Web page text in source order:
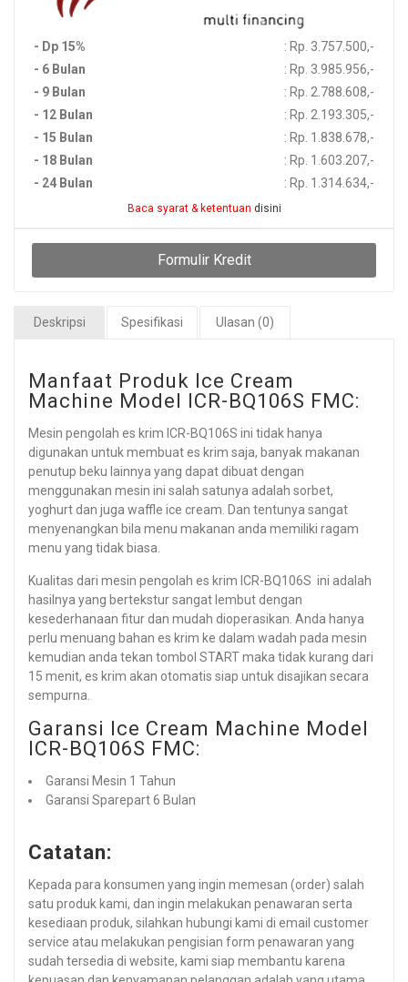
- Dp 15%
: Rp. 3.757.500,-
- 6 Bulan
: Rp. 3.985.956,-
- 9 Bulan
: Rp. 2.788.608,-
- 12 Bulan
: Rp. 2.193.305,-
- 15 Bulan
: Rp. 1.838.678,-
- 18 Bulan
: Rp. 1.603.207,-
- 24 Bulan
: Rp. 1.314.634,-
Baca syarat & ketentuan disini
Formulir Kredit
Deskripsi Spesifikasi Ulasan (0)
Manfaat Produk Ice Cream
Machine Model ICR-BQ106S FMC:
Mesin pengolah es krim ICR-BQ106S ini tidak hanya
digunakan untuk membuat es krim saja, banyak makanan
penutup beku lainnya yang dapat dibuat dengan
menggunakan mesin ini salah satunya adalah sorbet,
yoghurt dan juga waffle ice cream. Dan tentunya sangat
menyenangkan bila menu makanan anda memiliki ragam
menu yang tidak biasa.
Kualitas dari mesin pengolah es krim ICR-BQ106S ini adalah
hasilnya yang bertekstur sangat lembut dengan
kesederhanaan fitur dan mudah dioperasikan. Anda hanya
perlu menuang bahan es krim ke dalam wadah pada mesin
kemudian anda tekan tombol START maka tidak kurang dari
15 menit, es krim akan otomatis siap untuk disajikan secara
sempurna.
Garansi Ice Cream Machine Model
ICR-BQ106S FMC:
Garansi Mesin 1 Tahun
Garansi Sparepart 6 Bulan
Catatan:
Kepada para konsumen yang ingin memesan (order) salah
satu produk kami, dan ingin melakukan penawaran serta
kesediaan produk, silahkan hubungi kami di email customer
service atau melakukan pengisian form penawaran yang
sudah tersedia di website, kami siap membantu karena